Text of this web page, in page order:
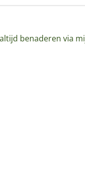
benaderen via